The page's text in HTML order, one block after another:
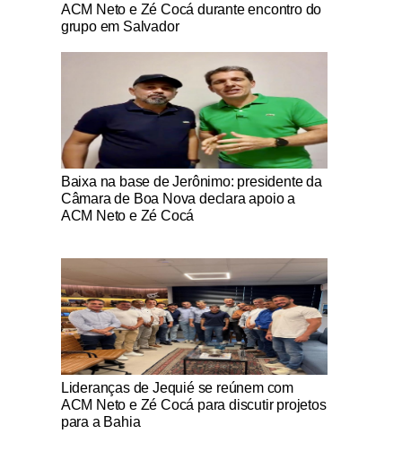
ACM Neto e Zé Cocá durante encontro do
grupo em Salvador
Notícias Católicas
Baixa na base de Jerônimo: presidente da
Câmara de Boa Nova declara apoio a
ACM Neto e Zé Cocá
Notícias Católicas
Lideranças de Jequié se reúnem com
ACM Neto e Zé Cocá para discutir projetos
para a Bahia